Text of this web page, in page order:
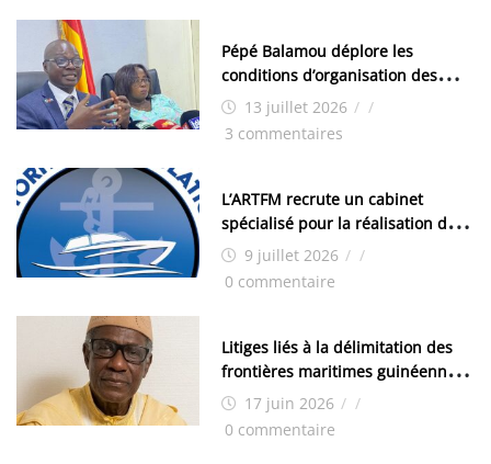
Pépé Balamou déplore les
conditions d’organisation des
examens nationaux : « Si ce sont
les élections, on trouve tous les
13 juillet 2026 / /
3 commentaires
L’ARTFM recrute un cabinet
spécialisé pour la réalisation des
études techniques
9 juillet 2026 / /
0 commentaire
Litiges liés à la délimitation des
frontières maritimes guinéennes:
Idrissa Chérif écrit au ministre
des Hydrocarbures
17 juin 2026 / /
0 commentaire